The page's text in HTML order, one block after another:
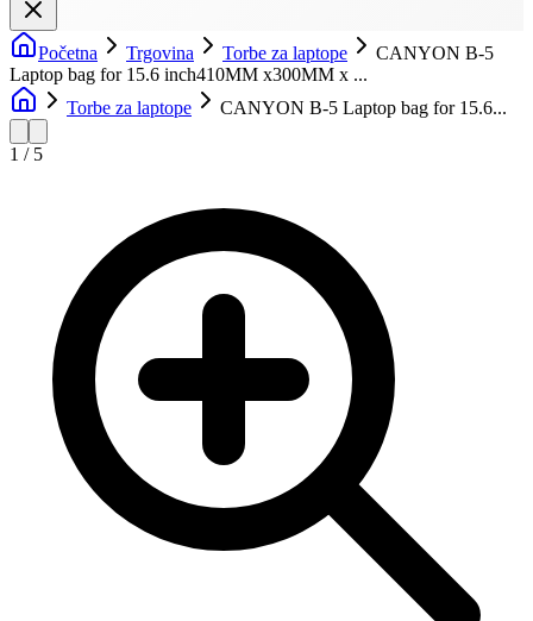
Početna Trgovina Torbe za laptope
CANYON B-5
Laptop bag for 15.6 inch410MM x300MM x ...
Torbe za laptope
CANYON B-5 Laptop bag for 15.6...
1 / 5